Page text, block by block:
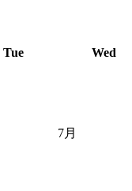
Tue Wed
7月